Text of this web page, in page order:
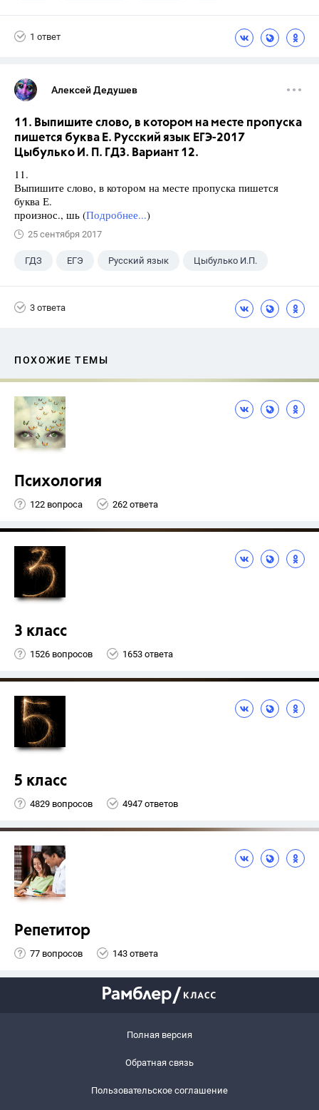
1 ответ
Алексей Дедушев
11. Выпишите слово, в котором на месте пропуска
пишется буква Е. Русский язык ЕГЭ-2017
Цыбулько И. П. ГДЗ. Вариант 12.
11.
Выпишите слово, в котором на месте пропуска пишется
буква Е.
произнос., шь (Подробнее...)
25 сентября 2017
ГДЗ ЕГЭ Русский язык Цыбулько И.П.
3 ответа
ПОХОЖИЕ ТЕМЫ
Психология
122 вопроса 262 ответа
3 класс
1526 вопросов 1653 ответа
5 класс
4829 вопросов 4947 ответов
Репетитор
77 вопросов 143 ответа
Полная версия
Обратная связь
Пользовательское соглашение